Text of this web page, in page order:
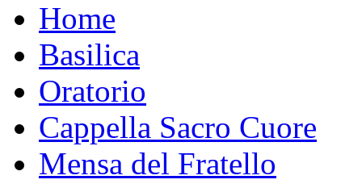
Home
Basilica
Oratorio
Cappella Sacro Cuore
Mensa del Fratello